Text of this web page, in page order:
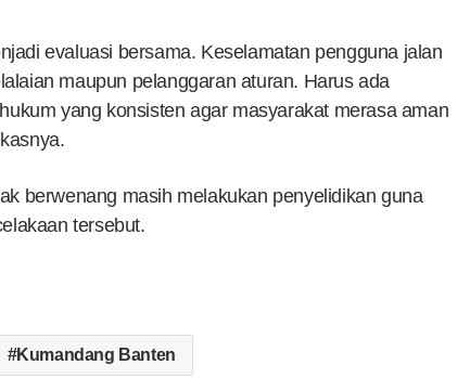
evaluasi bersama. Keselamatan pengguna jalan
maupun pelanggaran aturan. Harus ada
yang konsisten agar masyarakat merasa aman
berwenang masih melakukan penyelidikan guna
tersebut.
Kumandang Banten